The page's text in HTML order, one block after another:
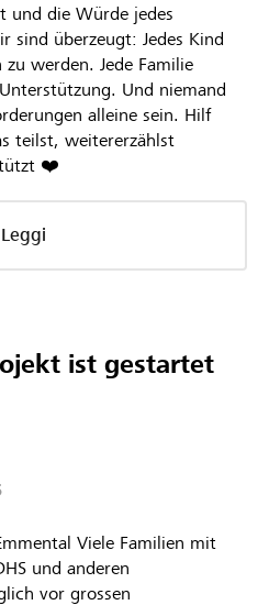
und die Würde jedes
sind überzeugt: Jedes Kind
werden. Jede Familie
Und niemand
alleine sein. Hilf
teilst, weitererzählst
❤️
Leggi
ist gestartet
Viele Familien mit
und anderen
vor grossen